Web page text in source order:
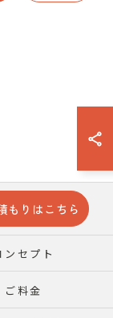
もりはこちら
ンセプト
ご料金